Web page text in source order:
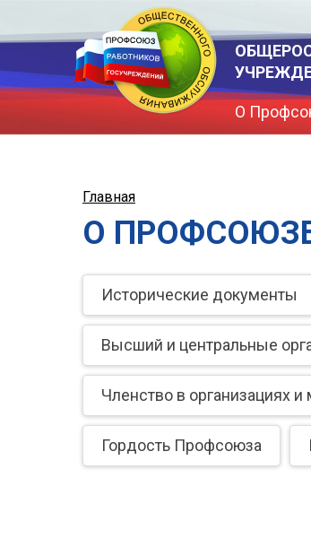
О
Главная
О
Исторические документы
Высший и центральные
Членство в организациях
Гордость Профсоюза